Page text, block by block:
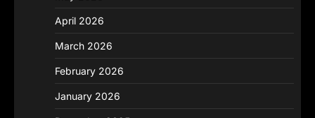
April 2026
March 2026
February 2026
January 2026